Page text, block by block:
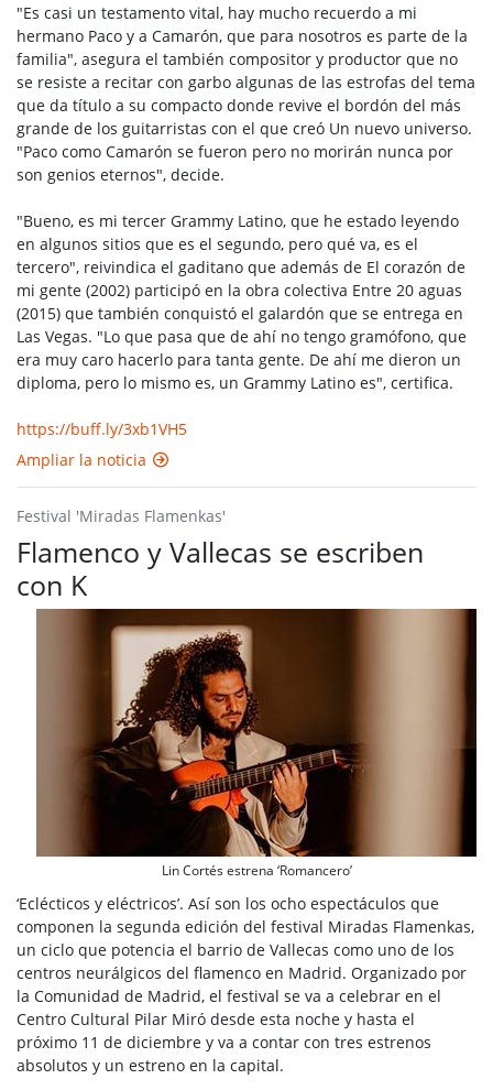
"Es casi un testamento vital, hay mucho recuerdo a mi
hermano Paco y a Camarón, que para nosotros es parte de la
familia", asegura el también compositor y productor que no
se resiste a recitar con garbo algunas de las estrofas del tema
que da título a su compacto donde revive el bordón del más
grande de los guitarristas con el que creó Un nuevo universo.
"Paco como Camarón se fueron pero no morirán nunca por
son genios eternos", decide.
"Bueno, es mi tercer Grammy Latino, que he estado leyendo
en algunos sitios que es el segundo, pero qué va, es el
tercero", reivindica el gaditano que además de El corazón de
mi gente (2002) participó en la obra colectiva Entre 20 aguas
(2015) que también conquistó el galardón que se entrega en
Las Vegas. "Lo que pasa que de ahí no tengo gramófono, que
era muy caro hacerlo para tanta gente. De ahí me dieron un
diploma, pero lo mismo es, un Grammy Latino es", certifica.
https://buff.ly/3xb1VH5
Ampliar la noticia
Festival 'Miradas Flamenkas'
Flamenco y Vallecas se escriben
con K
Lin Cortés estrena ‘Romancero’
‘Eclécticos y eléctricos’. Así son los ocho espectáculos que
componen la segunda edición del festival Miradas Flamenkas,
un ciclo que potencia el barrio de Vallecas como uno de los
centros neurálgicos del flamenco en Madrid. Organizado por
la Comunidad de Madrid, el festival se va a celebrar en el
Centro Cultural Pilar Miró desde esta noche y hasta el
próximo 11 de diciembre y va a contar con tres estrenos
absolutos y un estreno en la capital.